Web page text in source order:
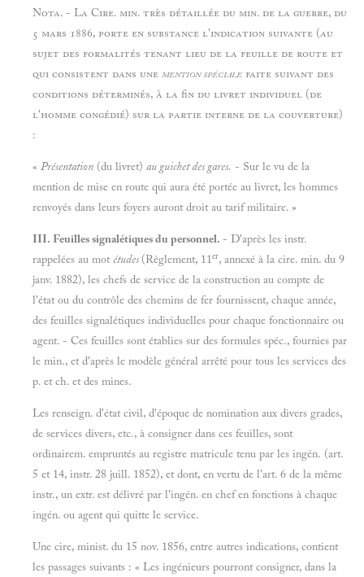
Nota. - La Cire. min. très détaillée du min. de la guerre, du
5 mars 1886, porte en substance l'indication suivante (au
sujet des formalités tenant lieu de la feuille de route et
qui consistent dans une mention spéciale faite suivant des
conditions déterminés, à la fin du livret individuel (de
l'homme congédié) sur la partie interne de la couverture)
:
« Présentation (du livret) au guichet des gares. - Sur le vu de la
mention de mise en route qui aura été portée au livret, les hommes
renvoyés dans leurs foyers auront droit au tarif militaire. »
III. Feuilles signalétiques du personnel. - D'après les instr.
rappelées au motétudes (Règlement, 11er, annexé à la cire. min. du 9
janv. 1882), les chefs de service de la construction au compte de
l'état ou du contrôle des chemins de fer fournissent, chaque année,
des feuilles signalétiques individuelles pour chaque fonctionnaire ou
agent. - Ces feuilles sont établies sur des formules spéc., fournies par
le min., et d'après le modèle général arrêté pour tous les services des
p. et ch. et des mines.
Les renseign. d'état civil, d'époque de nomination aux divers grades,
de services divers, etc., à consigner dans ces feuilles, sont
ordinairem. empruntés au registre matricule tenu par les ingén. (art.
5 et 14, instr. 28 juill. 1852), et dont, en vertu de l'art. 6 de la même
instr., un extr. est délivré par l'ingén. en chef en fonctions à chaque
ingén. ou agent qui quitte le service.
Une cire, minist. du 15 nov. 1856, entre autres indications, contient
les passages suivants : « Les ingénieurs pourront consigner, dans la